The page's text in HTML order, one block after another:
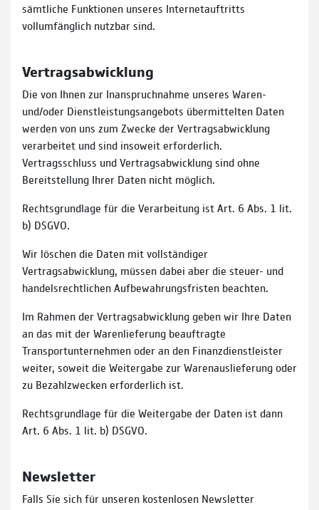
sämtliche Funktionen unseres Internetauftritts
vollumfänglich nutzbar sind.
Vertragsabwicklung
Die von Ihnen zur Inanspruchnahme unseres Waren-
und/oder Dienstleistungsangebots übermittelten Daten
werden von uns zum Zwecke der Vertragsabwicklung
verarbeitet und sind insoweit erforderlich.
Vertragsschluss und Vertragsabwicklung sind ohne
Bereitstellung Ihrer Daten nicht möglich.
Rechtsgrundlage für die Verarbeitung ist Art. 6 Abs. 1 lit.
b) DSGVO.
Wir löschen die Daten mit vollständiger
Vertragsabwicklung, müssen dabei aber die steuer- und
handelsrechtlichen Aufbewahrungsfristen beachten.
Im Rahmen der Vertragsabwicklung geben wir Ihre Daten
an das mit der Warenlieferung beauftragte
Transportunternehmen oder an den Finanzdienstleister
weiter, soweit die Weitergabe zur Warenauslieferung oder
zu Bezahlzwecken erforderlich ist.
Rechtsgrundlage für die Weitergabe der Daten ist dann
Art. 6 Abs. 1 lit. b) DSGVO.
Newsletter
Falls Sie sich für unseren kostenlosen Newsletter